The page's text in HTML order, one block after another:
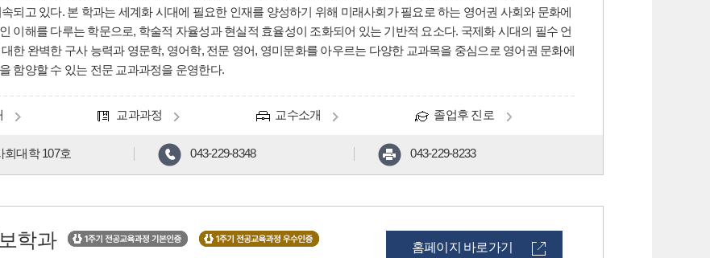
되고 있다. 본 학과는 세계화 시대에 필요한 인재를 양성하기 위해 미래사회가 필요로 하는 영어권 사회와 문화에
이해를 다루는 학문으로, 학술적 자율성과 현실적 효율성이 조화되어 있는 기반적 요소다. 국제화 시대의 필수 언
한 완벽한 구사 능력과 영문학, 영어학, 전문 영어, 영미문화를 아우르는 다양한 교과목을 중심으로 영어권 문화에
함양할 수 있는 전문 교과과정을 운영한다.
교과과정 교수소개 졸업후 진로
회대학 107호 043-229-8348 043-229-8233
학과 홈페이지 바로가기